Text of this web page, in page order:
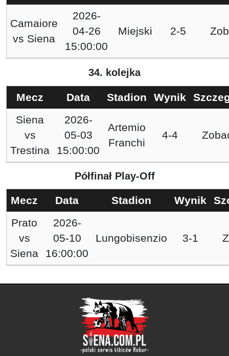
Camaiore
vs Siena
2026-
04-26
15:00:00
Miejski 2-5
34. kolejka
Mecz Data Stadion Wynik
Siena
vs
Trestina
2026-
05-03
15:00:00
Artemio
Franchi
4-4
Półfinał Play-Off
Mecz Data Stadion Wynik
Prato
vs
Siena
2026-
05-10
16:00:00
Lungobisenzio 3-1